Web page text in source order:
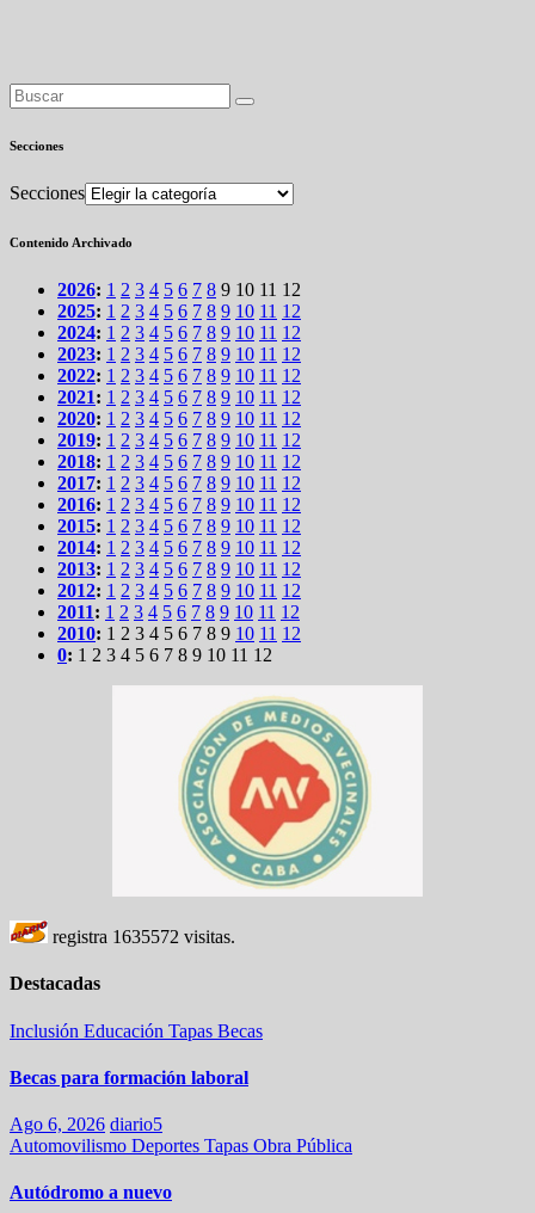
Secciones
Secciones
Contenido Archivado
2026: 1 2 3 4 5 6 7 8 9 10 11 12
2025: 1 2 3 4 5 6 7 8 9 10 11 12
2024: 1 2 3 4 5 6 7 8 9 10 11 12
2023: 1 2 3 4 5 6 7 8 9 10 11 12
2022: 1 2 3 4 5 6 7 8 9 10 11 12
2021: 1 2 3 4 5 6 7 8 9 10 11 12
2020: 1 2 3 4 5 6 7 8 9 10 11 12
2019: 1 2 3 4 5 6 7 8 9 10 11 12
2018: 1 2 3 4 5 6 7 8 9 10 11 12
2017: 1 2 3 4 5 6 7 8 9 10 11 12
2016: 1 2 3 4 5 6 7 8 9 10 11 12
2015: 1 2 3 4 5 6 7 8 9 10 11 12
2014: 1 2 3 4 5 6 7 8 9 10 11 12
2013: 1 2 3 4 5 6 7 8 9 10 11 12
2012: 1 2 3 4 5 6 7 8 9 10 11 12
2011: 1 2 3 4 5 6 7 8 9 10 11 12
2010: 1 2 3 4 5 6 7 8 9 10 11 12
0: 1 2 3 4 5 6 7 8 9 10 11 12
registra 1635572 visitas.
Destacadas
Inclusión Educación Tapas Becas
Becas para formación laboral
Ago 6, 2026 diario5
Automovilismo Deportes Tapas Obra Pública
Autódromo a nuevo